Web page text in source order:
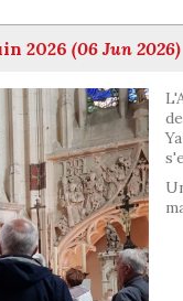
2026 (06 Jun 2026)